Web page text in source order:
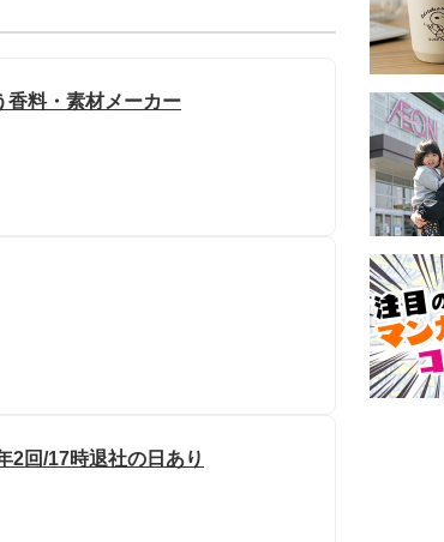
香料・素材メーカー
2回/17時退社の日あり